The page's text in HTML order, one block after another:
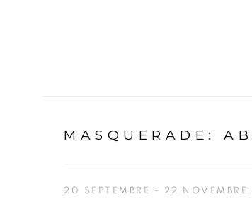
MASQUERADE :
20 SEPTEMBRE - 22 NOVEMBRE